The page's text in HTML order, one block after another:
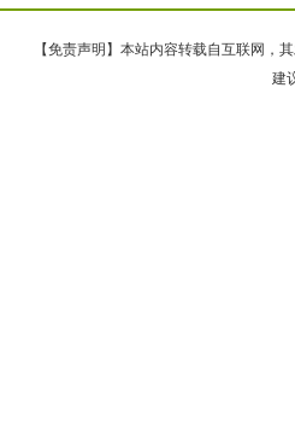
【免责声明】本站内容转载自互联网，
建